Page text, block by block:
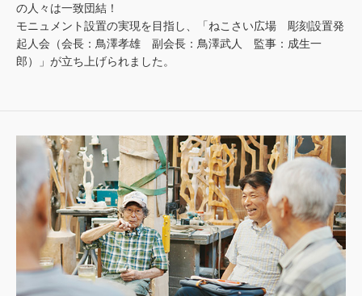
の人々は一致団結！
モニュメント設置の実現を目指し、「ねこさい広場 彫刻設置発
起人会（会長：鳥澤孝雄 副会長：鳥澤武人 監事：成生一
郎）」が立ち上げられました。